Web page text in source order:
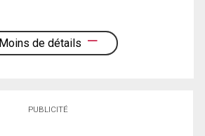
Moins de détails
PUBLICITÉ